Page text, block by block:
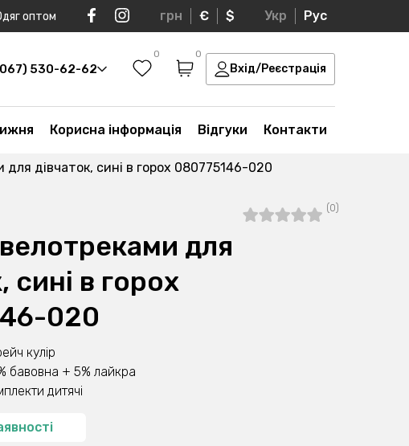
оптом грн € $ Укр Рус
530-62-62
0 0
Вхід/Реєстрація
Корисна інформація Відгуки Контакти
для дівчаток, cині в горох 080775146-020
(0)
для
cині в горох
020
кулір
бавовна + 5% лайкра
дитячі